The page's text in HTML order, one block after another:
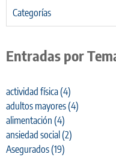
Categorías
Entradas por
actividad física(4)
adultos mayores(4)
alimentación (4)
ansiedad social (2)
Asegurados(19)